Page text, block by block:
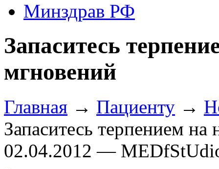
Минздрав РФ
Запаситесь
мгновений
Главная → Пациенту →
Запаситесь терпением на
02.04.2012 —